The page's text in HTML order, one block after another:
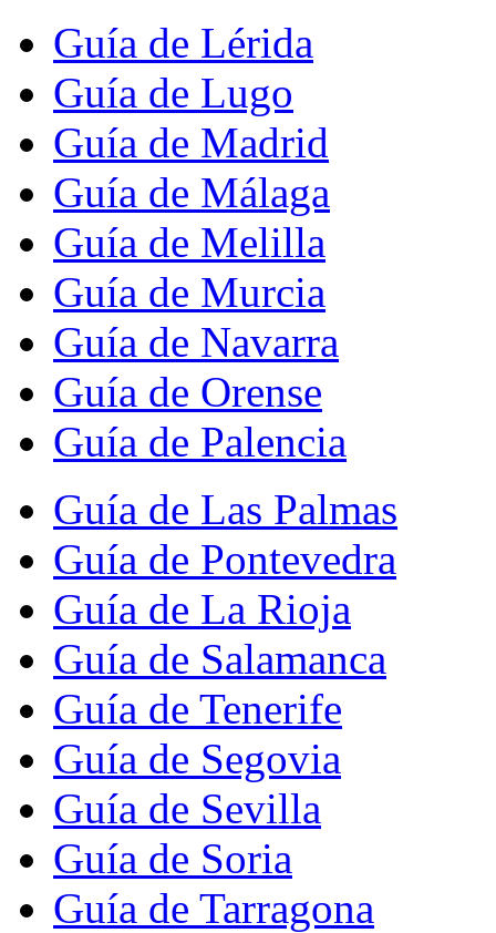
Guía de Lérida
Guía de Lugo
Guía de Madrid
Guía de Málaga
Guía de Melilla
Guía de Murcia
Guía de Navarra
Guía de Orense
Guía de Palencia
Guía de Las Palmas
Guía de Pontevedra
Guía de La Rioja
Guía de Salamanca
Guía de Tenerife
Guía de Segovia
Guía de Sevilla
Guía de Soria
Guía de Tarragona